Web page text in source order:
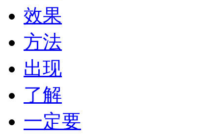
效果
方法
出现
了解
一定要